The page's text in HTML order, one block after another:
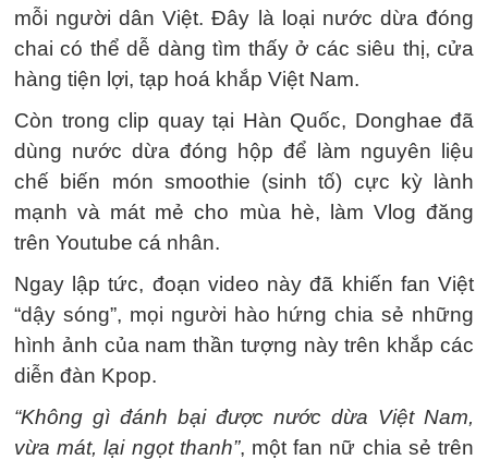
mỗi người dân Việt. Đây là loại nước dừa đóng
chai có thể dễ dàng tìm thấy ở các siêu thị, cửa
hàng tiện lợi, tạp hoá khắp Việt Nam.
Còn trong clip quay tại Hàn Quốc, Donghae đã
dùng nước dừa đóng hộp để làm nguyên liệu
chế biến món smoothie (sinh tố) cực kỳ lành
mạnh và mát mẻ cho mùa hè, làm Vlog đăng
trên Youtube cá nhân.
Ngay lập tức, đoạn video này đã khiến fan Việt
“dậy sóng”, mọi người hào hứng chia sẻ những
hình ảnh của nam thần tượng này trên khắp các
diễn đàn Kpop.
“Không gì đánh bại được nước dừa Việt Nam,
vừa mát, lại ngọt thanh”, một fan nữ chia sẻ trên